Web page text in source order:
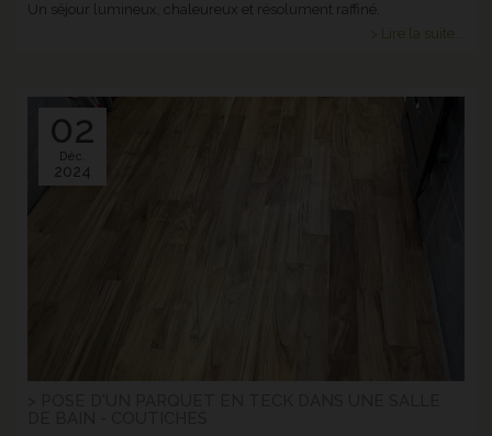
Un séjour lumineux, chaleureux et résolument raffiné.
> Lire la suite...
02
Déc.
2024